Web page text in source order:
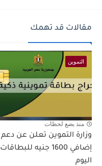
مقالات قد تهمك
التموين
منذ بضع لحظات
وزارة التموين تعلن عن دعم
إضافي 1600 جنيه للبطاقات
اليوم